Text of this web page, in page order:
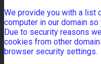
We provide you with a list
computer in our domain
Due to security reasons
cookies from other
browser security settings.